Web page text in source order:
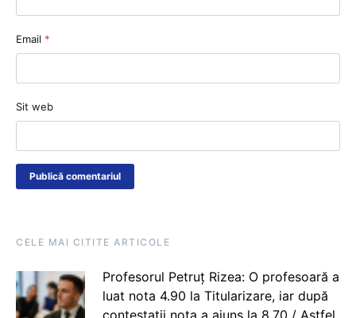
Email *
Sit web
CELE MAI CITITE ARTICOLE
Profesorul Petruț Rizea: O profesoară a
luat nota 4.90 la Titularizare, iar după
contestații nota a ajuns la 8.70 / Astfel